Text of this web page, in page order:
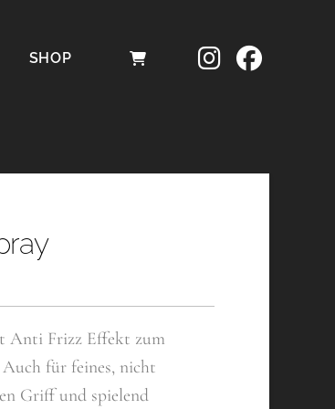
SHOP
Anti Frizz Effekt zum
für feines, nicht
Griff und spielend